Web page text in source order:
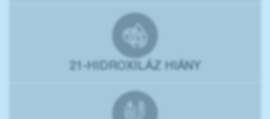
21-HIDROXILÁZ HIÁNY